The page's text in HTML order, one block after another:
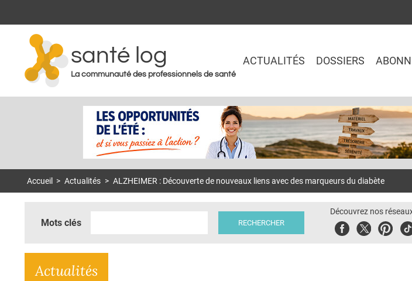
santé log
La communauté des professionnels de santé
ACTUALITÉS DOSSIERS
Accueil > Actualités > ALZHEIMER : Découverte de nouveaux liens avec des marqueurs du diabète
Mots clés
Découvrez nos
FacebookTwitter
Actualités